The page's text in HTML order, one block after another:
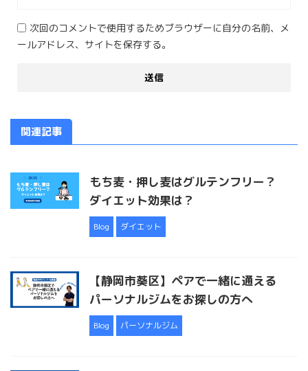
次回のコメントで使用するためブラウザーに自分の名前、メ
ールアドレス、サイトを保存する。
関連記事
もち麦・押し麦はグルテンフリー？
ダイエット効果は？
Blog ダイエット
【静岡市葵区】ペアで一緒に通える
パーソナルジムをお探しの方へ
Blog パーソナルジム